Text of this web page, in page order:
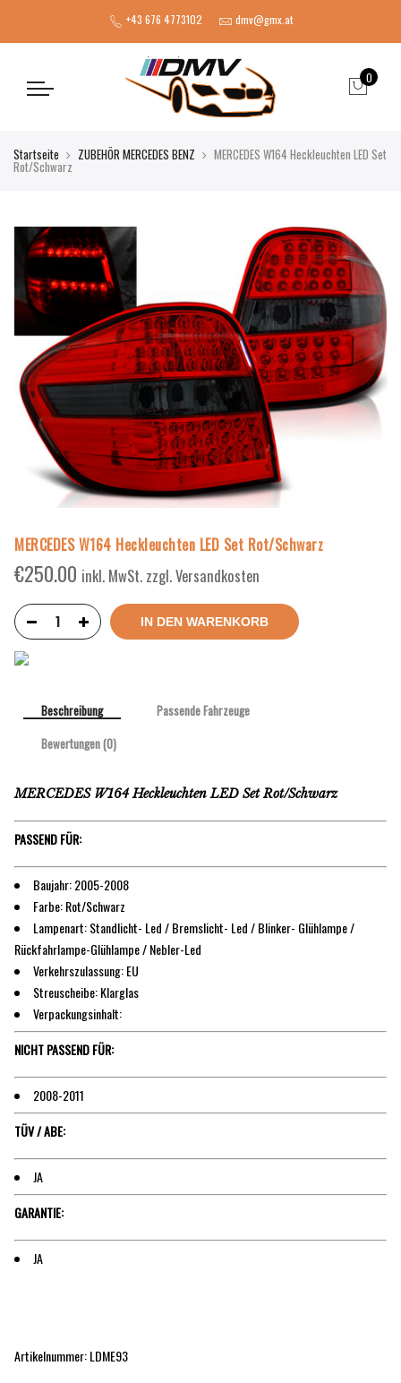
+43 676 4773102 dmv@gmx.at
0
Startseite ZUBEHÖR MERCEDES BENZ MERCEDES W164 Heckleuchten LED Set
Rot/Schwarz
MERCEDES W164 Heckleuchten LED Set Rot/Schwarz
€250.00 inkl. MwSt. zzgl. Versandkosten
IN DEN WARENKORB
Beschreibung
Passende Fahrzeuge
Bewertungen (0)
MERCEDES W164 Heckleuchten LED Set Rot/Schwarz
PASSEND FÜR:
Baujahr: 2005-2008
Farbe: Rot/Schwarz
Lampenart: Standlicht- Led / Bremslicht- Led / Blinker- Glühlampe /
Rückfahrlampe-Glühlampe / Nebler-Led
Verkehrszulassung: EU
Streuscheibe: Klarglas
Verpackungsinhalt:
NICHT PASSEND FÜR:
2008-2011
TÜV / ABE:
JA
GARANTIE:
JA
Artikelnummer: LDME93